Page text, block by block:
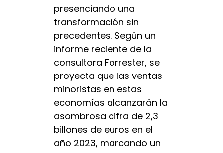
presenciando una
transformación sin
precedentes. Según un
informe reciente de la
consultora Forrester, se
proyecta que las ventas
minoristas en estas
economías alcanzarán la
asombrosa cifra de 2,3
billones de euros en el
año 2023, marcando un